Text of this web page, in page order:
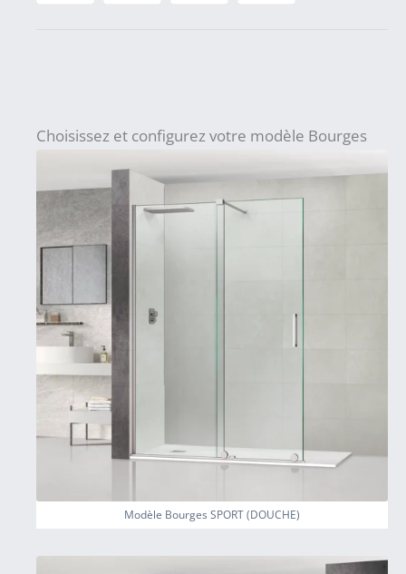
Choisissez et configurez votre modèle Bourges
Modèle Bourges SPORT (DOUCHE)